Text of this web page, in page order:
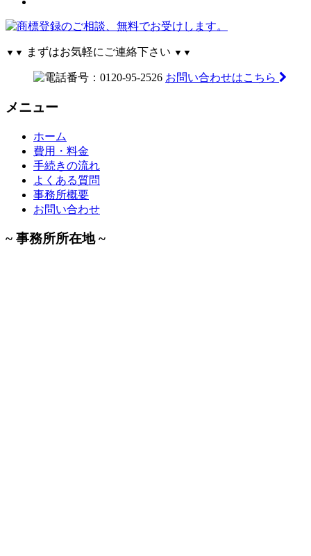
▼▼ まずはお気軽にご連絡下さい ▼▼
お問い合わせはこちら
メニュー
ホーム
費用・料金
手続きの流れ
よくある質問
事務所概要
お問い合わせ
~ 事務所所在地 ~